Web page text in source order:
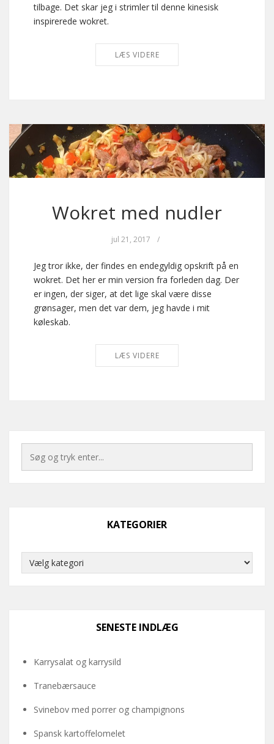
tilbage. Det skar jeg i strimler til denne kinesisk
inspirerede wokret.
LÆS VIDERE
Wokret med nudler
jul 21, 2017 /
Jeg tror ikke, der findes en endegyldig opskrift på en
wokret. Det her er min version fra forleden dag. Der
er ingen, der siger, at det lige skal være disse
grønsager, men det var dem, jeg havde i mit
køleskab.
LÆS VIDERE
KATEGORIER
Kategorier
SENESTE INDLÆG
Karrysalat og karrysild
Tranebærsauce
Svinebov med porrer og champignons
Spansk kartoffelomelet